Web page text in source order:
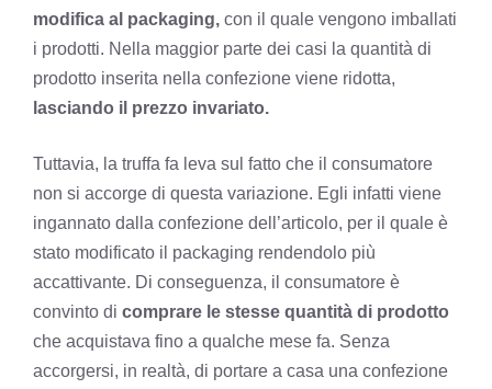
modifica al packaging, con il quale vengono imballati
i prodotti. Nella maggior parte dei casi la quantità di
prodotto inserita nella confezione viene ridotta,
lasciando il prezzo invariato.
Tuttavia, la truffa fa leva sul fatto che il consumatore
non si accorge di questa variazione. Egli infatti viene
ingannato dalla confezione dell’articolo, per il quale è
stato modificato il packaging rendendolo più
accattivante. Di conseguenza, il consumatore è
convinto di comprare le stesse quantità di prodotto
che acquistava fino a qualche mese fa. Senza
accorgersi, in realtà, di portare a casa una confezione